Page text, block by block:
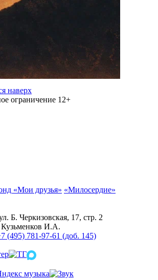
«Мои друзья» «Милосердие»
Б. Черкизовская, 17, стр. 2
Кузьменков И.А.
(495) 781-97-61 (доб. 145)